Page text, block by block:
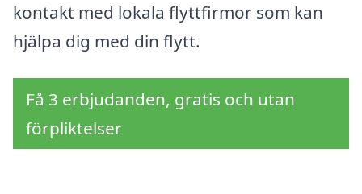
kontakt med lokala flyttfirmor som kan
hjälpa dig med din flytt.
Få 3 erbjudanden, gratis och utan
förpliktelser